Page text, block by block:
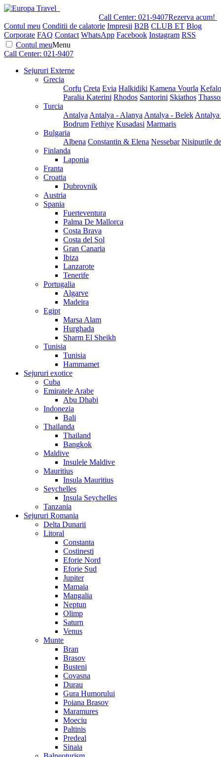
Call Center: 021-9407Rezerva acum!
Contul meu Conditii de calatorie Impresii B2B CLUB ET Blog
Corporate FAQ Contact WhatsApp Facebook Instagram RSS
Contul meuMenu
Call Center: 021-9407
Sejururi Externe
Grecia
Corfu Creta Evia Halkidiki Kamena Vourla
Paralia Katerini Rhodos Santorini Skiathos
Turcia
Antalya Antalya - Alanya Antalya - Belek
Bodrum Fethiye Kusadasi Marmaris
Bulgaria
Albena Constantin & Elena Nessebar Nisipurile
Finlanda
Laponia
Franta
Croatia
Dubrovnik
Austria
Spania
Fuerteventura
Palma De Mallorca
Costa Brava
Costa del Sol
Gran Canaria
Ibiza
Lanzarote
Tenerife
Portugalia
Algarve
Madeira
Egipt
Marsa Alam
Hurghada
Sharm El Sheikh
Tunisia
Tunisia
Hammamet
Sejururi exotice
Cuba
Emiratele Arabe
Abu Dhabi
Indonezia
Bali
Thailanda
Thailand
Bangkok
Maldive
Insulele Maldive
Mauritius
Insula Mauritius
Seychelles
Insula Seychelles
Tanzania
Sejururi Romania
Delta Dunarii
Litoral
Constanta
Costinesti
Eforie Nord
Eforie Sud
Jupiter
Mamaia
Mangalia
Neptun
Olimp
Saturn
Venus
Munte
Bran
Brasov
Busteni
Covasna
Durau
Gura Humorului
Poiana Brasov
Maramures
Moeciu
Paltinis
Predeal
Sinaia